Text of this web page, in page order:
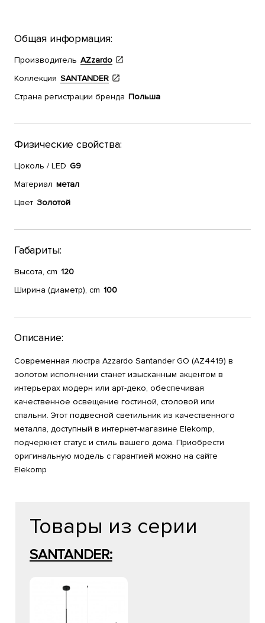
Общая информация:
Производитель AZzardo
Коллекция SANTANDER
Страна регистрации бренда Польша
Физические свойства:
Цоколь / LED G9
Материал метал
Цвет Золотой
Габариты:
Высота, cm 120
Ширина (диаметр), cm 100
Описание:
Современная люстра Azzardo Santander GO (AZ4419) в
золотом исполнении станет изысканным акцентом в
интерьерах модерн или арт-деко, обеспечивая
качественное освещение гостиной, столовой или
спальни. Этот подвесной светильник из качественного
металла, доступный в интернет-магазине Elekomp,
подчеркнет статус и стиль вашего дома. Приобрести
оригинальную модель с гарантией можно на сайте
Elekomp
Товары из серии
SANTANDER: